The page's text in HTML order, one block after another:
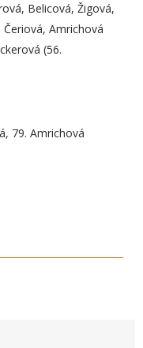
Belicová, Žigová,
Amrichová
(56.
79. Amrichová